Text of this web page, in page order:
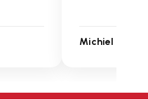
Sarah Touat